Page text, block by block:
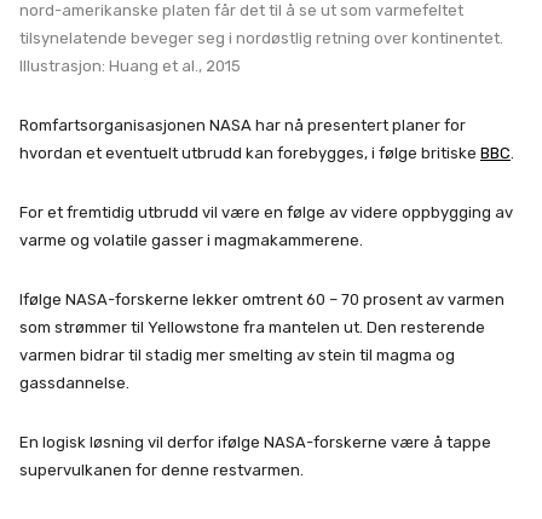
nord-amerikanske platen får det til å se ut som varmefeltet
tilsynelatende beveger seg i nordøstlig retning over kontinentet.
Illustrasjon: Huang et al., 2015
Romfartsorganisasjonen NASA har nå presentert planer for
hvordan et eventuelt utbrudd kan forebygges, i følge britiske BBC.
For et fremtidig utbrudd vil være en følge av videre oppbygging av
varme og volatile gasser i magmakammerene.
Ifølge NASA-forskerne lekker omtrent 60 – 70 prosent av varmen
som strømmer til Yellowstone fra mantelen ut. Den resterende
varmen bidrar til stadig mer smelting av stein til magma og
gassdannelse.
En logisk løsning vil derfor ifølge NASA-forskerne være å tappe
supervulkanen for denne restvarmen.